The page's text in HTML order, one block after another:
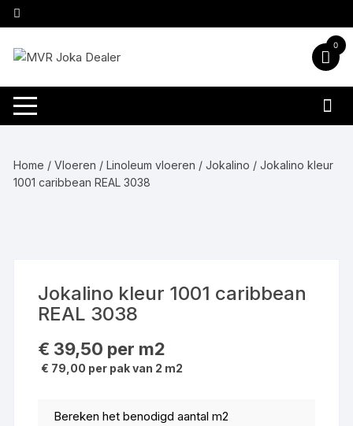
naar
inhoud
0
Home /Vloeren /Linoleum vloeren /Jokalino / Jokalino kleur
1001 caribbean REAL 3038
Jokalino kleur 1001 caribbean
REAL 3038
€ 39,50 per m2
€ 79,00 per pak van 2 m2
Bereken het benodigd aantal m2